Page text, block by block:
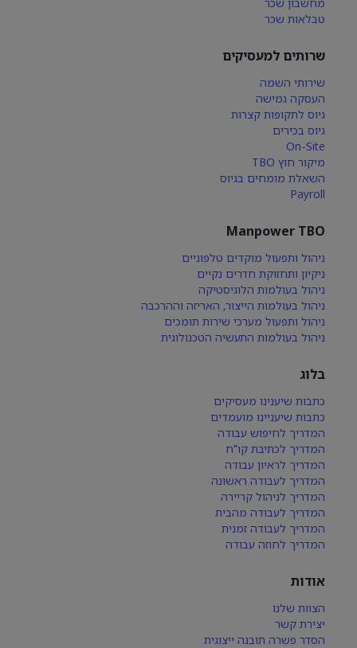
טבלאות שכר
שרותים למעסיקים
שירותי השמה
העסקה גמישה
גיוס לתקופות קצרות
גיוס בכירים
On-Site
מיקור חוץ TBO
השאלת מומחים בגיוס
Payroll
Manpower TBO
ניהול ותפעול מוקדים טלפוניים
ניקיון ותחזוקת חדרים נקיים
ניהול בעולמות הלוגיסטיקה
ניהול בעולמות הייצור, האריזה וההרכבה
ניהול ותפעול מערכי שירות תומכים
ניהול בעולמות התעשיה הטכנולוגית
בלוג
כתבות שיענינו מעסיקים
כתבות שיעניינו מועמדים
המדריך לחיפוש עבודה
המדריך לכתיבת קו"ח
המדריך לראיון עבודה
המדריך לעבודה ראשונה
המדריך לניהול קריירה
המדריך לעבודה מהבית
המדריך לעבודה זמנית
המדריך לחוזה עבודה
אודות
הצוות שלנו
יצירת קשר
הסדר פשרה תובנה ייצוגית